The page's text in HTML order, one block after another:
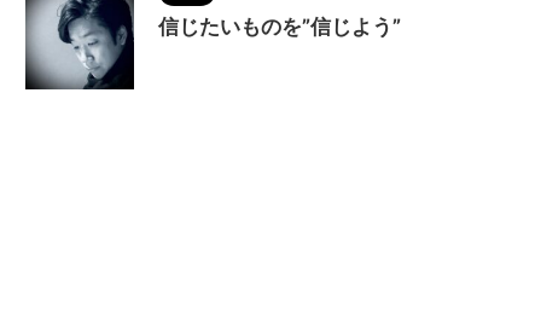
信じたいものを”信じよう”